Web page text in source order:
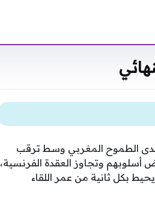
ضمن مواعيد مباريات كأس العالم 2026 اختباراً لمدى الطموح المغربي وسط ترقب
وتجاوز العقدة الفرنسية،
بكل ثانية من عمر اللقاء